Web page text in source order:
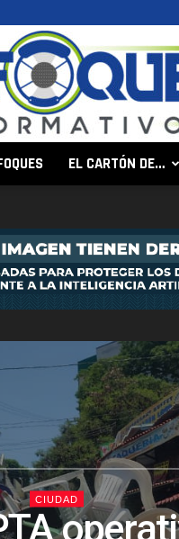
Informativo
EL CARTÓN DE…
CIUDAD